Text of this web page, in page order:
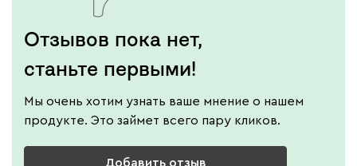
Отзывов пока нет,
станьте первыми!
Мы очень хотим узнать ваше мнение о нашем
продукте. Это займет всего пару кликов.
Добавить отзыв